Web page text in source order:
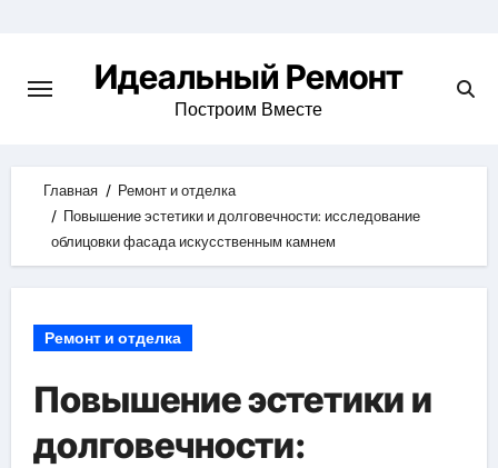
content
Идеальный Ремонт
Построим Вместе
Главная
Ремонт и отделка
Повышение эстетики и долговечности: исследование
облицовки фасада искусственным камнем
Ремонт и отделка
Повышение эстетики и
долговечности: